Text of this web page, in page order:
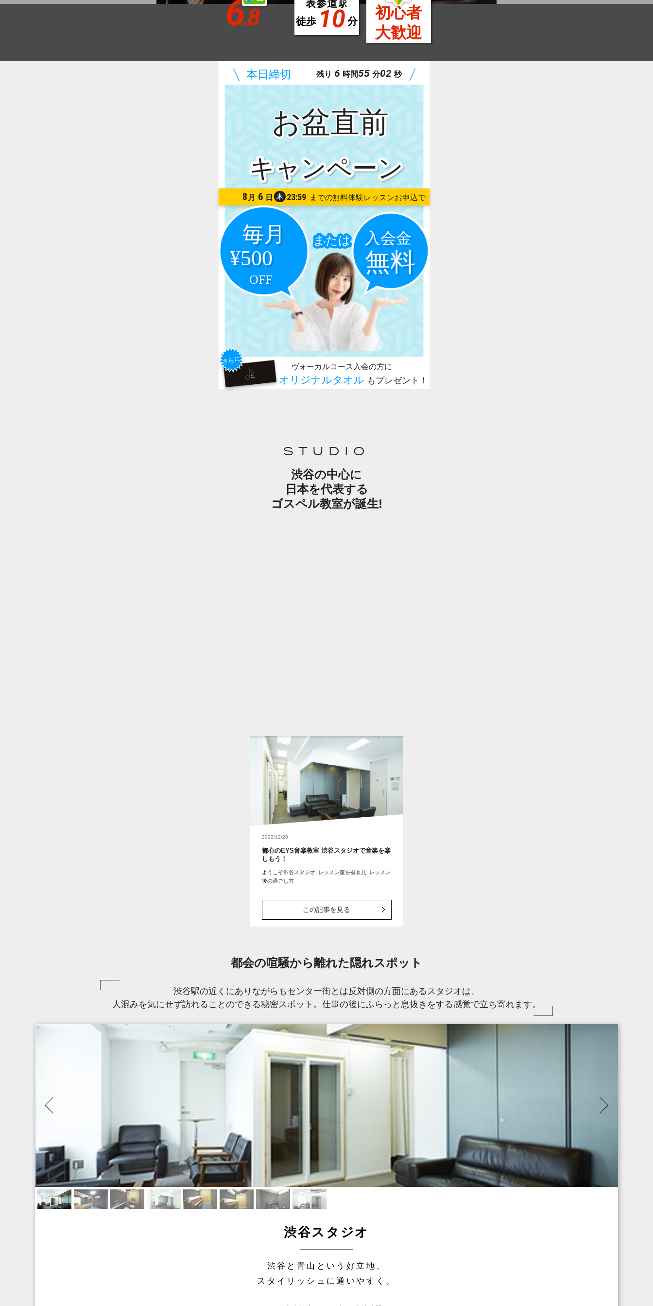
6.8 表参道 駅
徒歩 10 分
初心者
大歓迎
お盆直前
8 月 6 日 木 23:59
残り 6 時間55 分01 秒
STUDIO
渋谷の中心に
日本を代表する
ゴスペル教室が誕生!
2022/12/28
都心のEYS音楽教室 渋谷スタジオで音楽を楽
しもう！
ようこそ渋谷スタジオ, レッスン室を覗き見, レッスン
後の過ごし方
この記事を見る
都会の喧騒から離れた隠れスポット
渋谷駅の近くにありながらもセンター街とは反対側の方面にあるスタジオは、
人混みを気にせず訪れることのできる秘密スポット。仕事の後にふらっと息抜きをする感覚で立ち寄れます。
渋谷スタジオ
渋谷と青山という好立地、
スタイリッシュに通いやすく。